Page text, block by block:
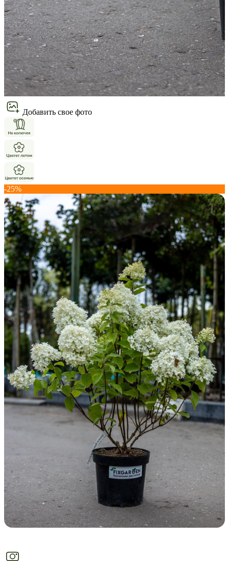
Добавить свое фото
-25%